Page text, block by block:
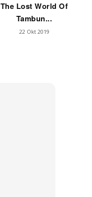
The Lost World Of
Tambun...
22 Okt 2019